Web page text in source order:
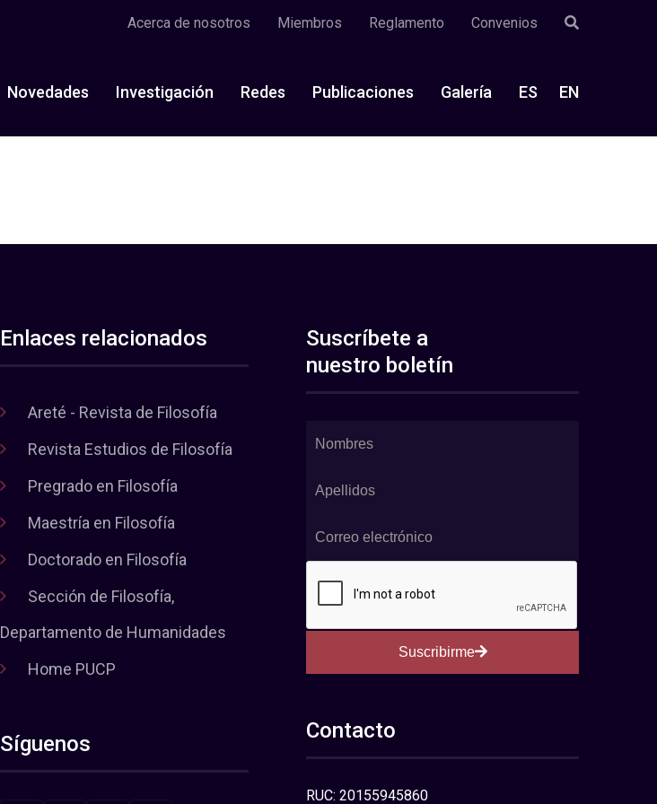
Acerca de nosotros Miembros Reglamento Convenios
Novedades Investigación Redes Publicaciones Galería ES EN
Enlaces relacionados
Areté - Revista de Filosofía
Revista Estudios de Filosofía
Pregrado en Filosofía
Maestría en Filosofía
Doctorado en Filosofía
Sección de Filosofía,
Departamento de Humanidades
Home PUCP
Síguenos
Suscríbete a
nuestro boletín
Suscribirme
Contacto
RUC: 20155945860